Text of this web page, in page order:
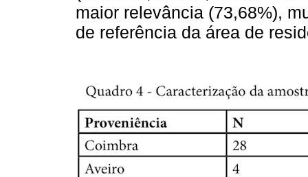
maior relevância (73,68%),
de referência da área de